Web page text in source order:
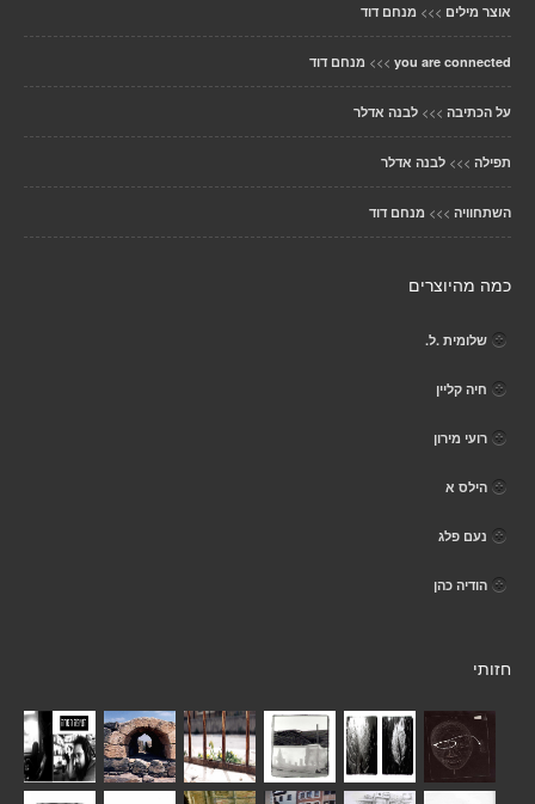
אוצר מילים >>> מנחם דוד
you are connected
>>> מנחם דוד
על הכתיבה >>> לבנה אדלר
תפילה >>> לבנה אדלר
השתחוויה >>> מנחם דוד
כמה מהיוצרים
שלומית .ל.
חיה קליין
רועי מירון
הילס א
נעם פלג
הודיה כהן
חזותי